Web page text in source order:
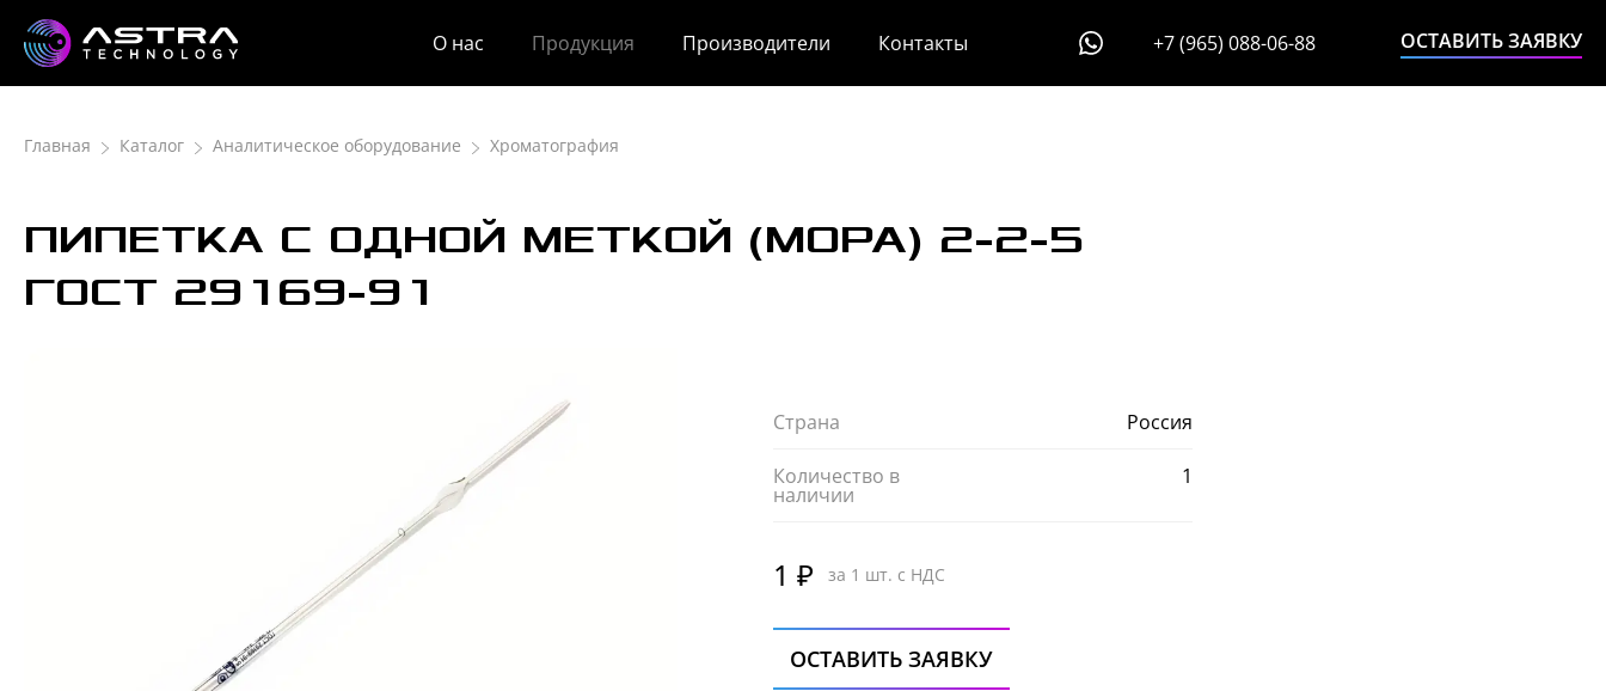
О нас Продукция Производители Контакты +7 (965) 088-06-88 ОСТАВИТЬ ЗАЯВКУ
Главная Каталог Аналитическое оборудование Хроматография
ПИПЕТКА С ОДНОЙ МЕТКОЙ (МОРА) 2-2-5
ГОСТ 29169-91
Страна Россия
Количество в
наличии
1
1 ₽ за 1 шт. с НДС
ОСТАВИТЬ ЗАЯВКУ